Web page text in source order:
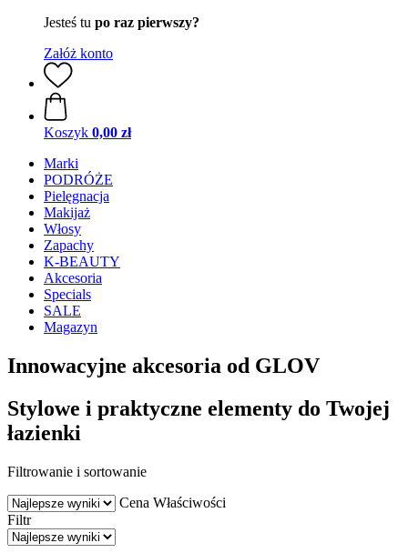
Jesteś tu po raz pierwszy?
Załóż konto
Koszyk 0,00 zł
Marki
PODRÓŻE
Pielęgnacja
Makijaż
Włosy
Zapachy
K-BEAUTY
Akcesoria
Specials
SALE
Magazyn
Innowacyjne akcesoria od GLOV
Stylowe i praktyczne elementy do Twojej
łazienki
Filtrowanie i sortowanie
Cena Właściwości
Filtr